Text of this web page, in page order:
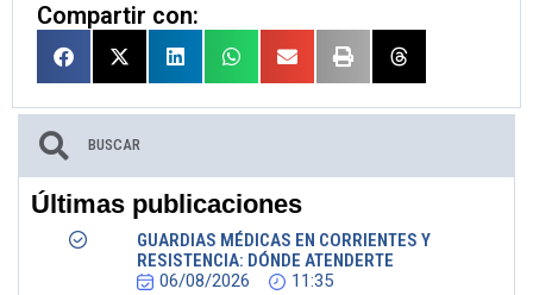
Últimas publicaciones
GUARDIAS MÉDICAS EN CORRIENTES Y
RESISTENCIA: DÓNDE ATENDERTE
06/08/2026
11:35
Compartir con: